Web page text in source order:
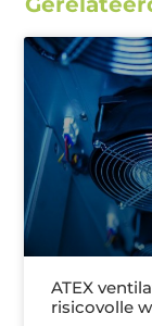
ATEX
risicovolle